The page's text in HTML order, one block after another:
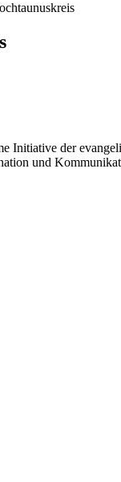
Initiative der
und